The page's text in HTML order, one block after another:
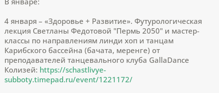
4 января – «Здоровье + Развитие». Футурологическая
лекция Светланы Федотовой "Пермь 2050" и мастер-
классы по направлениям линди хоп и танцам
Карибского бассейна (бачата, меренге) от
преподавателей танцевального клуба GallaDance
Колизей: https://schastlivye-
subboty.timepad.ru/event/1221172/